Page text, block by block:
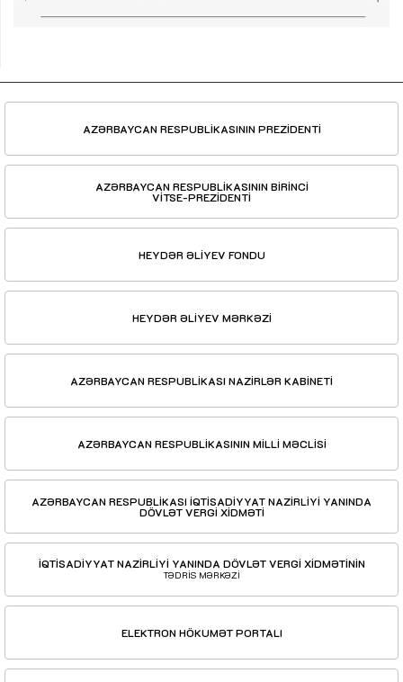
AZƏRBAYCAN RESPUBLİKASININ PREZİDENTİ
AZƏRBAYCAN RESPUBLİKASININ BİRİNCİ
VİTSE-PREZİDENTİ
HEYDƏR ƏLİYEV FONDU
HEYDƏR ƏLİYEV MƏRKƏZİ
AZƏRBAYCAN RESPUBLİKASI NAZİRLƏR KABİNETİ
AZƏRBAYCAN RESPUBLİKASININ MİLLİ MƏCLİSİ
AZƏRBAYCAN RESPUBLİKASI İQTİSADİYYAT NAZİRLİYİ YANINDA
DÖVLƏT VERGİ XİDMƏTİ
İQTİSADİYYAT NAZİRLİYİ YANINDA DÖVLƏT VERGİ XİDMƏTİNİN
TƏDRİS MƏRKƏZİ
ELEKTRON HÖKUMƏT PORTALI